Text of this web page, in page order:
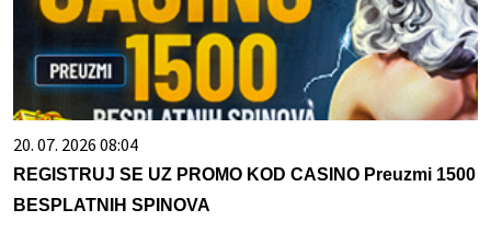
20. 07. 2026 08:04
REGISTRUJ SE UZ PROMO KOD CASINO Preuzmi 1500
BESPLATNIH SPINOVA